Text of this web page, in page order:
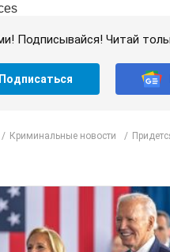
Подписывайся! Читай
Подписаться
Криминальные новости